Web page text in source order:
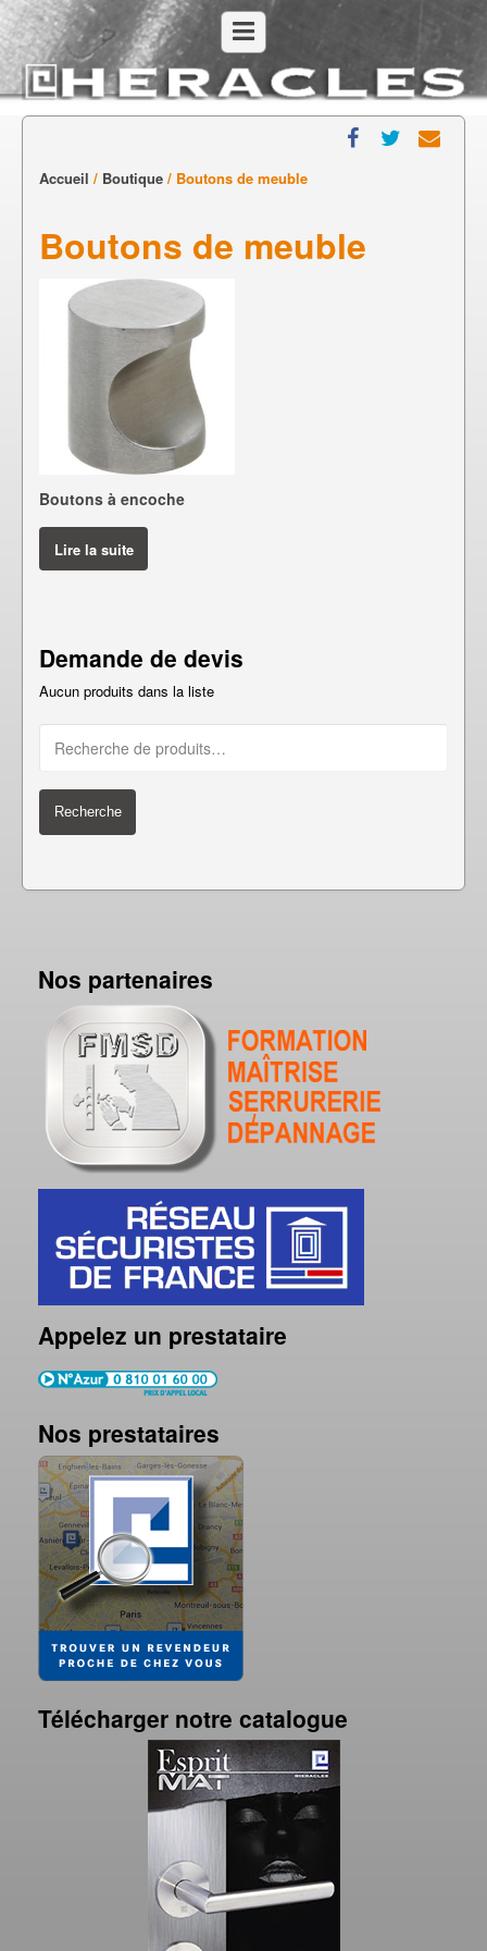
Accueil / Boutique / Boutons de meuble
Boutons de meuble
Boutons à encoche
Lire la suite
Demande de devis
Aucun produits dans la liste
Recherche
Nos partenaires
Appelez un prestataire
Nos prestataires
Télécharger notre catalogue